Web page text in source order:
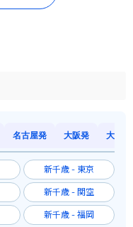
名古屋発 大阪発 大阪発
新千歳 - 東京
新千歳 - 関空
新千歳 - 福岡